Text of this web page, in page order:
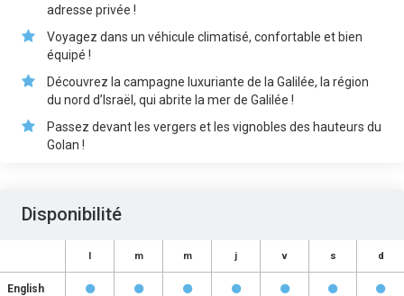
adresse privée !
Voyagez dans un véhicule climatisé, confortable et bien
équipé !
Découvrez la campagne luxuriante de la Galilée, la région
du nord d’Israël, qui abrite la mer de Galilée !
Passez devant les vergers et les vignobles des hauteurs du
Golan !
Disponibilité
l m m j v s d
English